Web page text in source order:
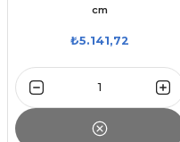
cm
₺5.141,72